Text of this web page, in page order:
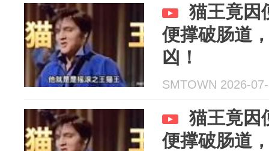
猫王竟因
便撑破肠道
凶！
SMTOWN 2026-
猫王竟因
便撑破肠道